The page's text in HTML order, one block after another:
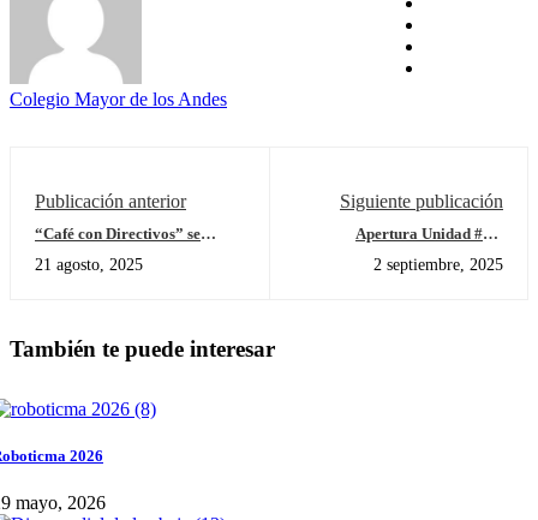
Colegio Mayor de los Andes
Publicación anterior
“Café con Directivos” se
Sexto
21 agosto, 2025
Siguiente publicación
Apertura Unidad #1 –
2 septiembre, 2025
También te puede interesar
2026
mayo, 2026